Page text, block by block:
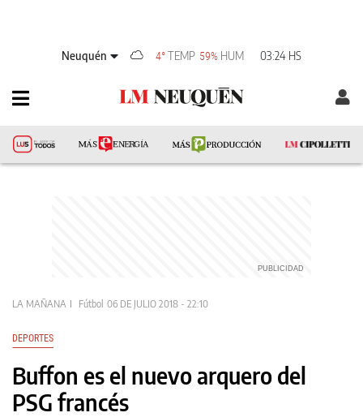
Neuquén 4°TEMP 59% HUM 03:24 HS
LA MAÑANA Fútbol 06 DE JULIO 2018 - 22:10
DEPORTES
Buffon es el nuevo arquero del
PSG francés